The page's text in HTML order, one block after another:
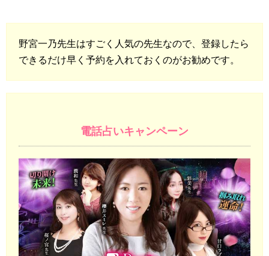
野宮一乃先生はすごく人気の先生なので、登録したら
できるだけ早く予約を入れておくのがお勧めです。
電話占いキャンペーン